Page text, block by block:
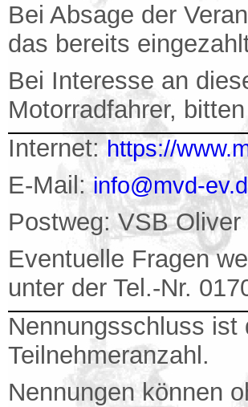
Bei Absage der
das bereits
Bei Interesse an
Motorradfahrer,
Internet:https://
E-Mail:info@mvd-
Postweg: VSB
Eventuelle Fragen
unter der Tel.-Nr.
Nennungsschluss ist
Teilnehmeranzahl.
Nennungen können